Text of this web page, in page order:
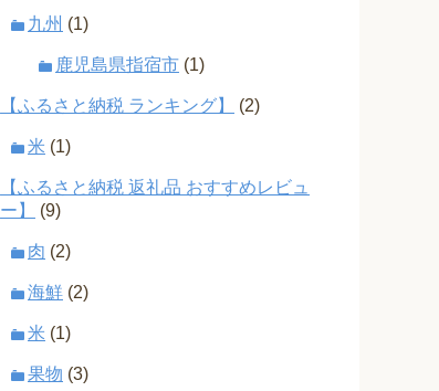
九州 (1)
鹿児島県指宿市 (1)
【ふるさと納税 ランキング】 (2)
米 (1)
【ふるさと納税 返礼品 おすすめレビュ
ー】
(9)
肉 (2)
海鮮 (2)
米 (1)
果物 (3)